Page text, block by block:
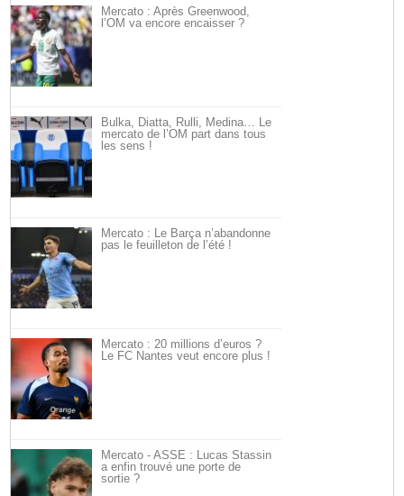
Mercato : Après Greenwood,
l’OM va encore encaisser ?
Bulka, Diatta, Rulli, Medina… Le
mercato de l’OM part dans tous
les sens !
Mercato : Le Barça n’abandonne
pas le feuilleton de l’été !
Mercato : 20 millions d’euros ?
Le FC Nantes veut encore plus !
Mercato - ASSE : Lucas Stassin
a enfin trouvé une porte de
sortie ?